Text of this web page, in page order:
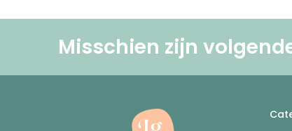
Misschien zijn